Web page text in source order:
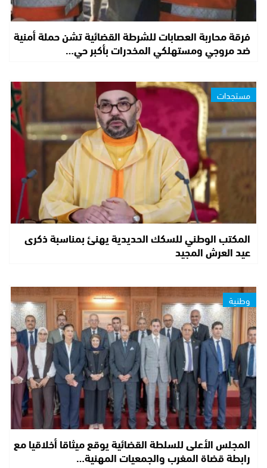
فرقة محاربة العصابات للشرطة القضائية تشن حملة أمنية
ضد مروجي ومستهلكي المخدرات بأكبر حي…
مستجدات
المكتب الوطني للسكك الحديدية يهنئ بمناسبة ذكرى
عيد العرش المجيد
وطنية
المجلس الأعلى للسلطة القضائية يوقع ميثاقا أخلاقيا مع
رابطة قضاة المغرب والجمعيات المهنية…